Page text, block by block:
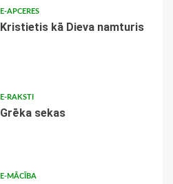
E-APCERES
Kristietis kā Dieva namturis
E-RAKSTI
Grēka sekas
E-MĀCĪBA